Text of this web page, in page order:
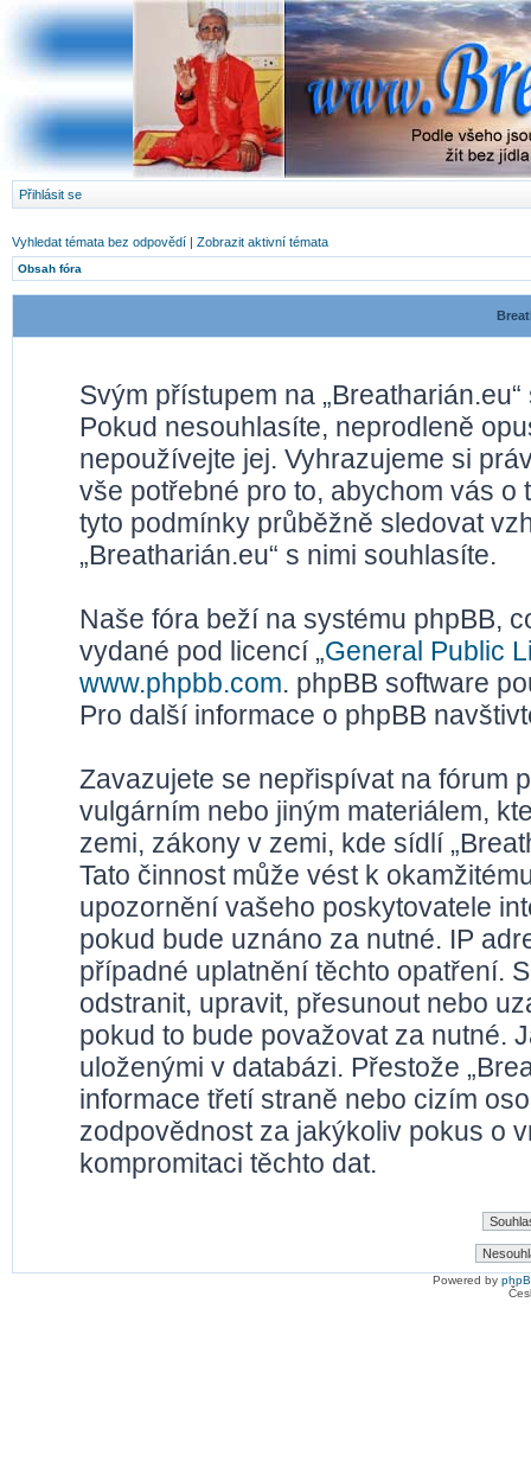
Přihlásit se
Vyhledat témata bez odpovědí | Zobrazit aktivní témata
Obsah fóra
Svým přístupem na
Pokud nesouhlasíte, neprodleně
nepoužívejte jej. Vyhrazujeme si
vše potřebné pro to, abychom vás o
tyto podmínky průběžně sledovat
„Breatharián.eu“ s nimi souhlasíte.
Naše fóra beží na systému phpBB,
vydané pod licencí „General Public
www.phpbb.com. phpBB software
Pro další informace o phpBB
Zavazujete se nepřispívat na fórum
vulgárním nebo jiným materiálem,
zemi, zákony v zemi, kde sídlí
Tato činnost může vést k
upozornění vašeho poskytovatele
pokud bude uznáno za nutné. IP
případné uplatnění těchto opatření.
odstranit, upravit, přesunout nebo
pokud to bude považovat za nutné.
uloženými v databázi. Přestože
informace třetí straně nebo cizím
zodpovědnost za jakýkoliv pokus o
kompromitaci těchto dat.
Powered by